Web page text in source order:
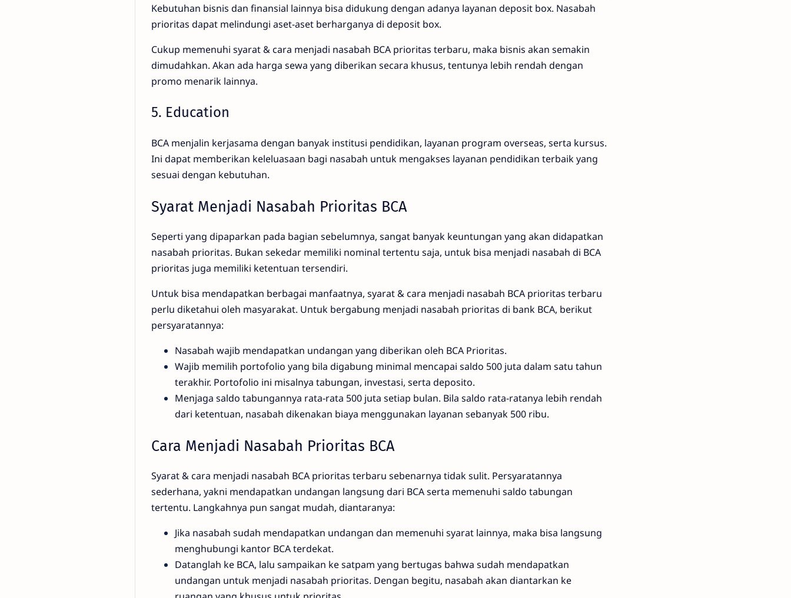
Kebutuhan bisnis dan finansial lainnya bisa didukung dengan adanya layanan deposit box. Nasabah
prioritas dapat melindungi aset-aset berharganya di deposit box.
Cukup memenuhi syarat & cara menjadi nasabah BCA prioritas terbaru, maka bisnis akan semakin
dimudahkan. Akan ada harga sewa yang diberikan secara khusus, tentunya lebih rendah dengan
promo menarik lainnya.
5. Education
BCA menjalin kerjasama dengan banyak institusi pendidikan, layanan program overseas, serta kursus.
Ini dapat memberikan keleluasaan bagi nasabah untuk mengakses layanan pendidikan terbaik yang
sesuai dengan kebutuhan.
Syarat Menjadi Nasabah Prioritas BCA
Seperti yang dipaparkan pada bagian sebelumnya, sangat banyak keuntungan yang akan didapatkan
nasabah prioritas. Bukan sekedar memiliki nominal tertentu saja, untuk bisa menjadi nasabah di BCA
prioritas juga memiliki ketentuan tersendiri.
Untuk bisa mendapatkan berbagai manfaatnya, syarat & cara menjadi nasabah BCA prioritas terbaru
perlu diketahui oleh masyarakat. Untuk bergabung menjadi nasabah prioritas di bank BCA, berikut
persyaratannya:
Nasabah wajib mendapatkan undangan yang diberikan oleh BCA Prioritas.
Wajib memilih portofolio yang bila digabung minimal mencapai saldo 500 juta dalam satu tahun
terakhir. Portofolio ini misalnya tabungan, investasi, serta deposito.
Menjaga saldo tabungannya rata-rata 500 juta setiap bulan. Bila saldo rata-ratanya lebih rendah
dari ketentuan, nasabah dikenakan biaya menggunakan layanan sebanyak 500 ribu.
Cara Menjadi Nasabah Prioritas BCA
Syarat & cara menjadi nasabah BCA prioritas terbaru sebenarnya tidak sulit. Persyaratannya
sederhana, yakni mendapatkan undangan langsung dari BCA serta memenuhi saldo tabungan
tertentu. Langkahnya pun sangat mudah, diantaranya:
Jika nasabah sudah mendapatkan undangan dan memenuhi syarat lainnya, maka bisa langsung
menghubungi kantor BCA terdekat.
Datanglah ke BCA, lalu sampaikan ke satpam yang bertugas bahwa sudah mendapatkan
undangan untuk menjadi nasabah prioritas. Dengan begitu, nasabah akan diantarkan ke